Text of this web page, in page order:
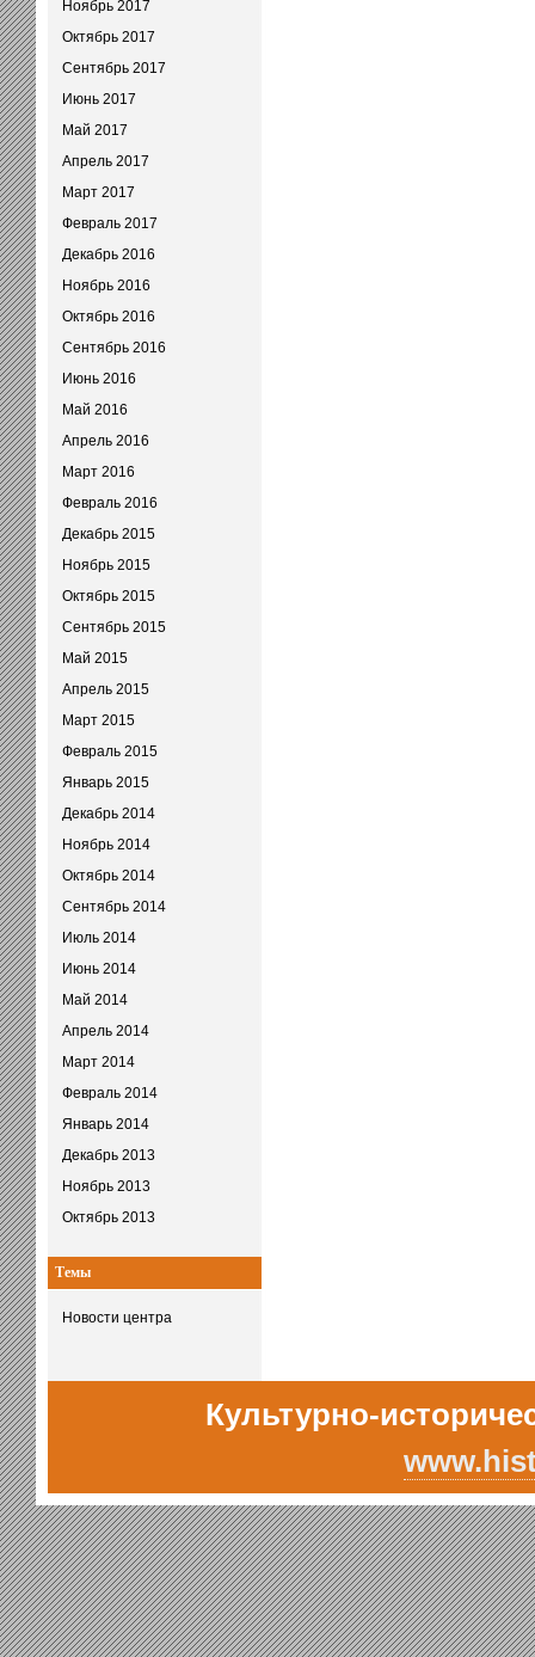
Ноябрь 2017
Октябрь 2017
Сентябрь 2017
Июнь 2017
Май 2017
Апрель 2017
Март 2017
Февраль 2017
Декабрь 2016
Ноябрь 2016
Октябрь 2016
Сентябрь 2016
Июнь 2016
Май 2016
Апрель 2016
Март 2016
Февраль 2016
Декабрь 2015
Ноябрь 2015
Октябрь 2015
Сентябрь 2015
Май 2015
Апрель 2015
Март 2015
Февраль 2015
Январь 2015
Декабрь 2014
Ноябрь 2014
Октябрь 2014
Сентябрь 2014
Июль 2014
Июнь 2014
Май 2014
Апрель 2014
Март 2014
Февраль 2014
Январь 2014
Декабрь 2013
Ноябрь 2013
Октябрь 2013
Темы
Новости центра
Культурно-